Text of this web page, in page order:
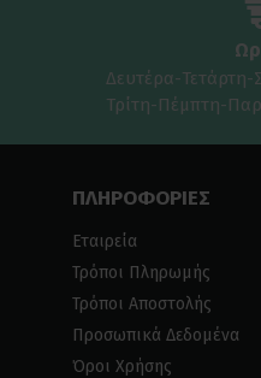
Δευτέρα-Τετάρτη-
Τρίτη-Πέμπτη-
ΠΛΗΡΟΦΟΡΙΕΣ
Εταιρεία
Τρόποι Πληρωμής
Τρόποι Αποστολής
Προσωπικά Δεδομένα
Όροι Χρήσης